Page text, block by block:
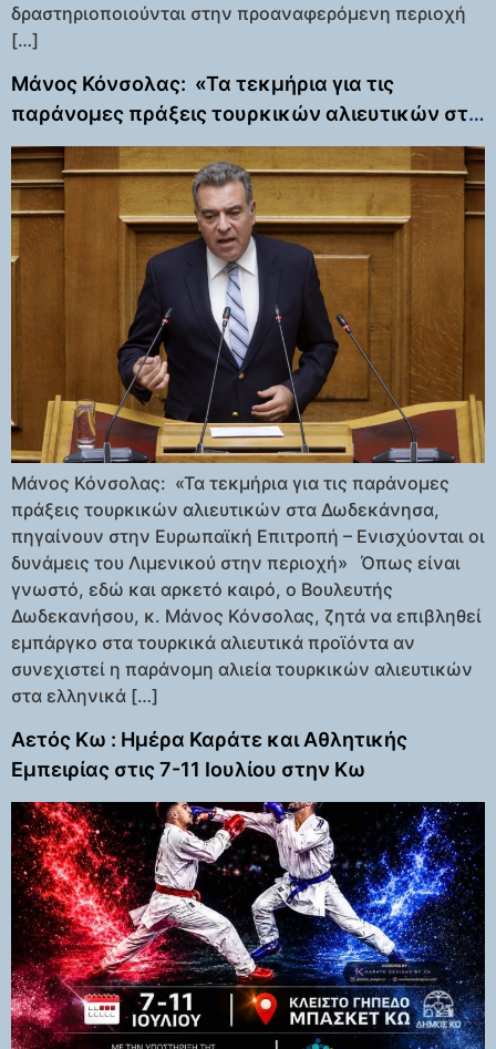
δραστηριοποιούνται στην προαναφερόμενη περιοχή
[…]
Μάνος Κόνσολας: «Τα τεκμήρια για τις
παράνομες πράξεις τουρκικών αλιευτικών στα
Δωδεκάνησα, πηγαίνουν στην Ευρωπαϊκή
Επιτροπή – Ενισχύονται οι δυνάμεις του
Λιμενικού στην περιοχή»
Μάνος Κόνσολας: «Τα τεκμήρια για τις παράνομες
πράξεις τουρκικών αλιευτικών στα Δωδεκάνησα,
πηγαίνουν στην Ευρωπαϊκή Επιτροπή – Ενισχύονται οι
δυνάμεις του Λιμενικού στην περιοχή» Όπως είναι
γνωστό, εδώ και αρκετό καιρό, ο Βουλευτής
Δωδεκανήσου, κ. Μάνος Κόνσολας, ζητά να επιβληθεί
εμπάργκο στα τουρκικά αλιευτικά προϊόντα αν
συνεχιστεί η παράνομη αλιεία τουρκικών αλιευτικών
στα ελληνικά […]
Αετός Κω : Ημέρα Καράτε και Αθλητικής
Εμπειρίας στις 7-11 Ιουλίου στην Κω